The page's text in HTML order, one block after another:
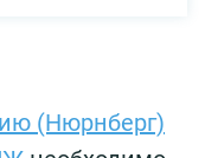
(Нюрнберг)